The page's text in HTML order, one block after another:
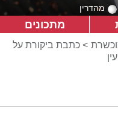
מהדרין
מתכונים
> כתבת ביקורת על